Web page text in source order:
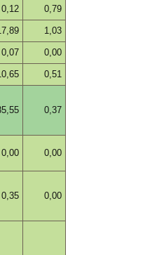
0,12 0,79
1,03
0,07 0,00
0,51
0,37
0,00 0,00
0,35 0,00